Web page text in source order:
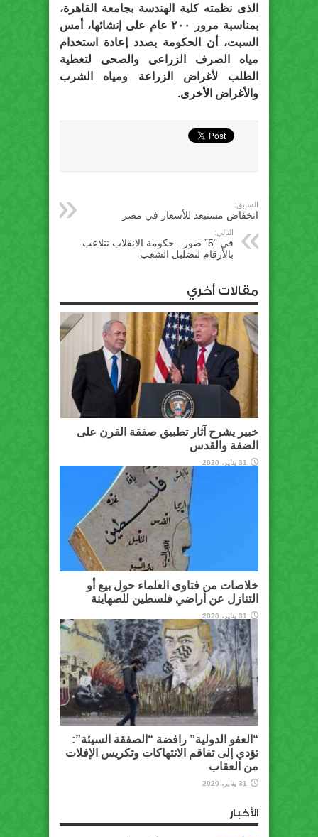
الذى نظمته كلية الهندسة بجامعة القاهرة،
بمناسبة مرور ٢٠٠ عام على إنشائها، أمس
السبت، أن الحكومة بصدد إعادة استخدام
مياه الصرف الزراعى والصحى لتغطية
الطلب لأغراض الزراعة ومياه الشرب
والأغراض الأخرى.
السابق:
انخفاض مستبعد للأسعار في مصر
التالي:
في “5” صور.. حكومة الانقلاب تتلاعب
بالأرقام لتضليل الشعب
مقالات أخري
خبير يشرح آثار تطبيق صفقة القرن على
الضفة والقدس
31 يناير، 2020
خلاصات من فتاوى العلماء حول بيع أو
التنازل عن أراضي فلسطين للصهاينة
31 يناير، 2020
“العفو الدولية” رافضة “الصفقة السيئة”:
تؤدي إلى تفاقم الانتهاكات وتكريس الإفلات
من العقاب
31 يناير، 2020
الأخبار